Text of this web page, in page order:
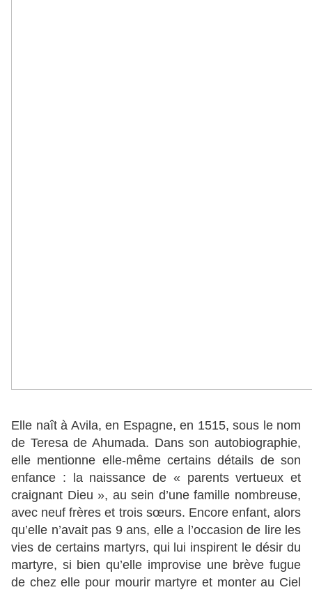
Elle naît à Avila, en Espagne, en 1515, sous le nom
de Teresa de Ahumada. Dans son autobiographie,
elle mentionne elle-même certains détails de son
enfance : la naissance de « parents vertueux et
craignant Dieu », au sein d’une famille nombreuse,
avec neuf frères et trois sœurs. Encore enfant, alors
qu’elle n’avait pas 9 ans, elle a l’occasion de lire les
vies de certains martyrs, qui lui inspirent le désir du
martyre, si bien qu’elle improvise une brève fugue
de chez elle pour mourir martyre et monter au Ciel